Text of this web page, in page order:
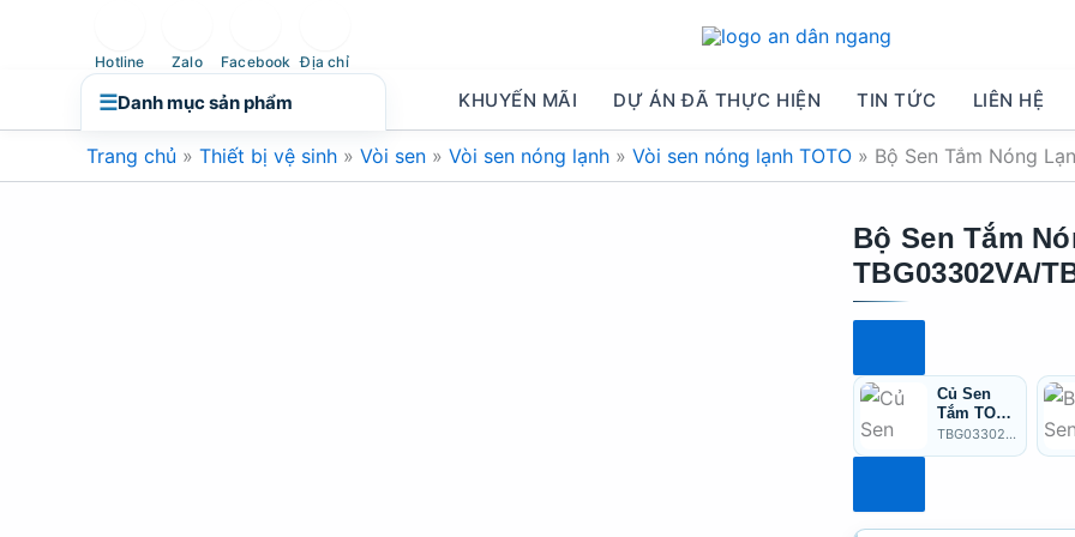
☰Danh mục sản phẩm
Hotline Zalo Facebook Địa chỉ
KHUYẾN MÃI DỰ ÁN ĐÃ THỰC HIỆN TIN TỨC LIÊN HỆ
Trang chủ » Thiết bị vệ sinh » Vòi sen » Vòi sen nóng lạnh » Vòi sen nóng lạnh TOTO » Bộ Sen Tắm Nóng
Bộ Sen Tắm
TBG03302VA/
Củ Sen
Tắm TOTO
TBG03302
VA Nóng
TBG03302VA